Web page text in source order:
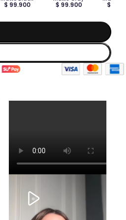
$ 99.900 $ 99.900 $